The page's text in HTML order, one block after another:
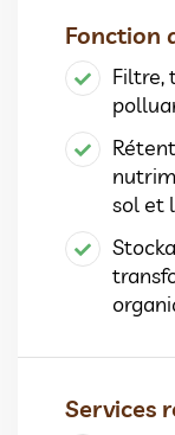
Fonction
Filtre,
sol et
Services